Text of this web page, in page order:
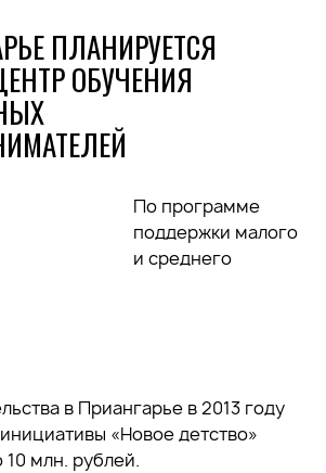
ПЛАНИРУЕТСЯ
ОБУЧЕНИЯ
По программе
поддержки малого
и среднего
в Приангарье в 2013 году
«Новое детство»
млн. рублей.